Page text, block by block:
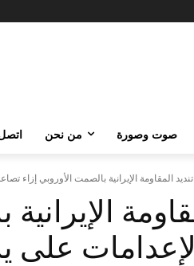
صوت وصورة من نحن اتصل
المقاومة الإيرانية بالصمت الأوروبي إزاء
على